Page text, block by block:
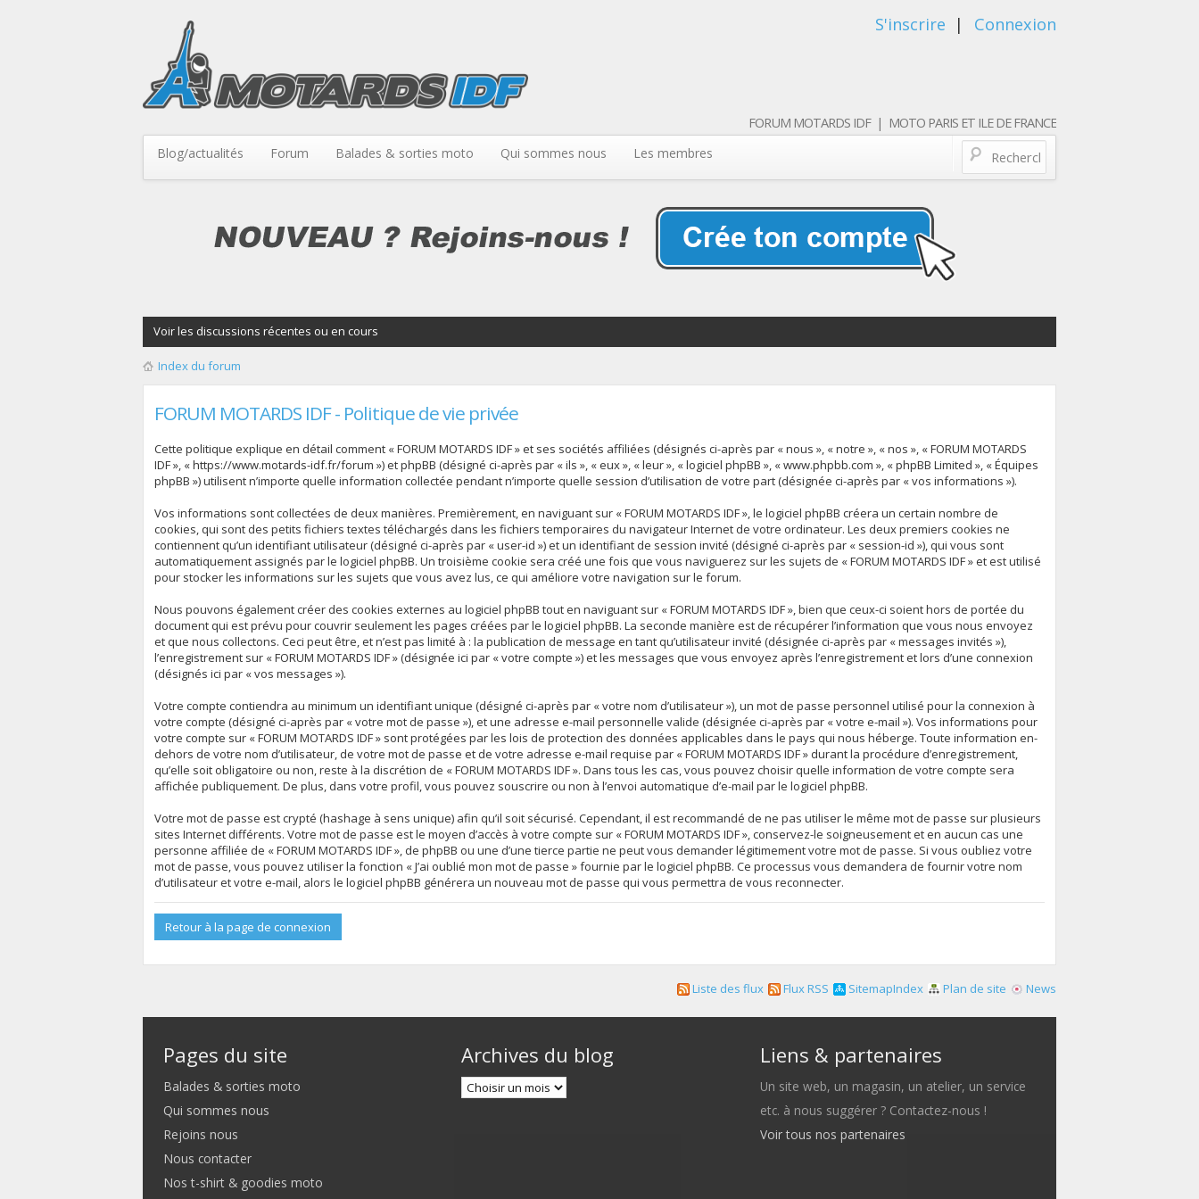
S'inscrire | Connexion
FORUM MOTARDS IDF | MOTO PARIS ET ILE DE FRANCE
Blog/actualités Forum Balades & sorties moto Qui sommes nous Les membres
Voir les discussions récentes ou en cours
Index du forum
FORUM MOTARDS IDF - Politique de vie privée
Cette politique explique en détail comment « FORUM MOTARDS IDF » et ses sociétés affiliées (désignés ci-après par « nous », « notre », « nos », « FORUM MOTARDS
IDF », « https://www.motards-idf.fr/forum ») et phpBB (désigné ci-après par « ils », « eux », « leur », « logiciel phpBB », « www.phpbb.com », « phpBB Limited », « Équipes
phpBB ») utilisent n’importe quelle information collectée pendant n’importe quelle session d’utilisation de votre part (désignée ci-après par « vos informations »).
Vos informations sont collectées de deux manières. Premièrement, en naviguant sur « FORUM MOTARDS IDF », le logiciel phpBB créera un certain nombre de
cookies, qui sont des petits fichiers textes téléchargés dans les fichiers temporaires du navigateur Internet de votre ordinateur. Les deux premiers cookies ne
contiennent qu’un identifiant utilisateur (désigné ci-après par « user-id ») et un identifiant de session invité (désigné ci-après par « session-id »), qui vous sont
automatiquement assignés par le logiciel phpBB. Un troisième cookie sera créé une fois que vous naviguerez sur les sujets de « FORUM MOTARDS IDF » et est utilisé
pour stocker les informations sur les sujets que vous avez lus, ce qui améliore votre navigation sur le forum.
Nous pouvons également créer des cookies externes au logiciel phpBB tout en naviguant sur « FORUM MOTARDS IDF », bien que ceux-ci soient hors de portée du
document qui est prévu pour couvrir seulement les pages créées par le logiciel phpBB. La seconde manière est de récupérer l’information que vous nous envoyez
et que nous collectons. Ceci peut être, et n’est pas limité à : la publication de message en tant qu’utilisateur invité (désignée ci-après par « messages invités »),
l’enregistrement sur « FORUM MOTARDS IDF » (désignée ici par « votre compte ») et les messages que vous envoyez après l’enregistrement et lors d’une connexion
(désignés ici par « vos messages »).
Votre compte contiendra au minimum un identifiant unique (désigné ci-après par « votre nom d’utilisateur »), un mot de passe personnel utilisé pour la connexion à
votre compte (désigné ci-après par « votre mot de passe »), et une adresse e-mail personnelle valide (désignée ci-après par « votre e-mail »). Vos informations pour
votre compte sur « FORUM MOTARDS IDF » sont protégées par les lois de protection des données applicables dans le pays qui nous héberge. Toute information en-
dehors de votre nom d’utilisateur, de votre mot de passe et de votre adresse e-mail requise par « FORUM MOTARDS IDF » durant la procédure d’enregistrement,
qu’elle soit obligatoire ou non, reste à la discrétion de « FORUM MOTARDS IDF ». Dans tous les cas, vous pouvez choisir quelle information de votre compte sera
affichée publiquement. De plus, dans votre profil, vous pouvez souscrire ou non à l’envoi automatique d’e-mail par le logiciel phpBB.
Votre mot de passe est crypté (hashage à sens unique) afin qu’il soit sécurisé. Cependant, il est recommandé de ne pas utiliser le même mot de passe sur plusieurs
sites Internet différents. Votre mot de passe est le moyen d’accès à votre compte sur « FORUM MOTARDS IDF », conservez-le soigneusement et en aucun cas une
personne affiliée de « FORUM MOTARDS IDF », de phpBB ou une d’une tierce partie ne peut vous demander légitimement votre mot de passe. Si vous oubliez votre
mot de passe, vous pouvez utiliser la fonction « J’ai oublié mon mot de passe » fournie par le logiciel phpBB. Ce processus vous demandera de fournir votre nom
d’utilisateur et votre e-mail, alors le logiciel phpBB générera un nouveau mot de passe qui vous permettra de vous reconnecter.
Retour à la page de connexion
News
Plan de site
SitemapIndex
Flux RSS
Liste des flux
Pages du site
Balades & sorties moto
Qui sommes nous
Rejoins nous
Nous contacter
Nos t-shirt & goodies moto
Archives du blog Liens & partenaires
Un site web, un magasin, un atelier, un service
etc. à nous suggérer ? Contactez-nous !
Voir tous nos partenaires